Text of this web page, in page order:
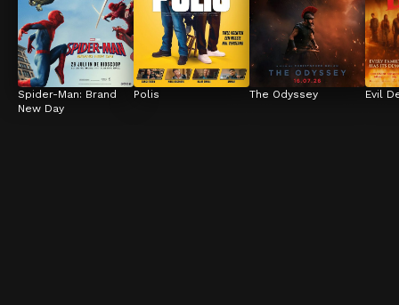
Spider-Man: Brand
New Day
Polis The Odyssey Evil